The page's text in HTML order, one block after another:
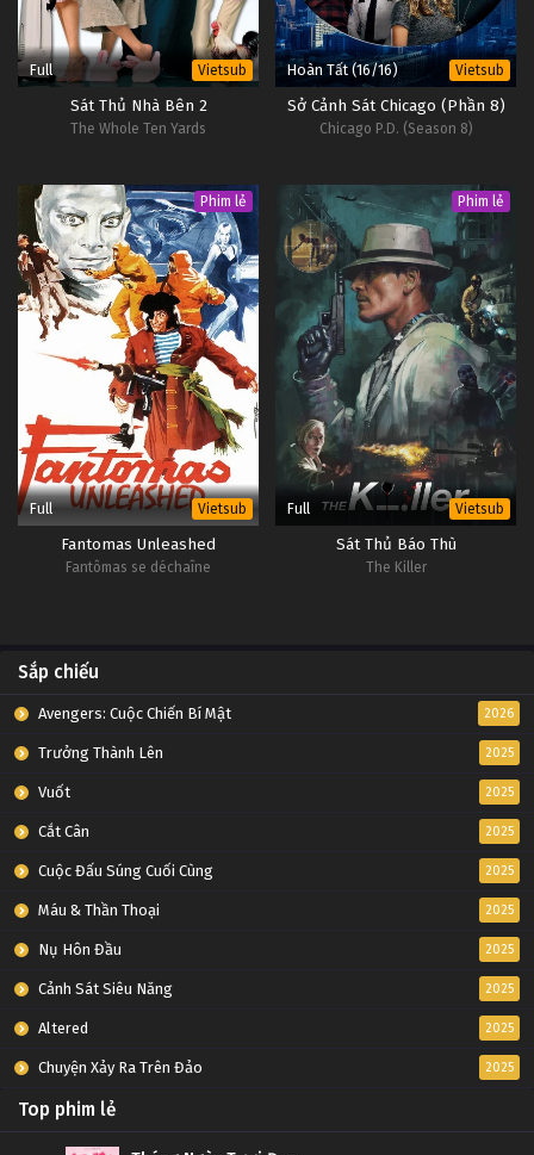
Full Vietsub
Sát Thủ Nhà Bên 2
The Whole Ten Yards
Hoàn Tất (16/16) Vietsub
Sở Cảnh Sát Chicago (Phần 8)
Chicago P.D. (Season 8)
Phim lẻ
Full Vietsub
Fantomas Unleashed
Fantômas se déchaîne
Phim lẻ
Full Vietsub
Sát Thủ Báo Thù
The Killer
Sắp chiếu
Avengers: Cuộc Chiến Bí Mật 2026
Trưởng Thành Lên 2025
Vuốt 2025
Cắt Cân 2025
Cuộc Đấu Súng Cuối Cùng 2025
Máu & Thần Thoại 2025
Nụ Hôn Đầu 2025
Cảnh Sát Siêu Năng 2025
Altered 2025
Chuyện Xảy Ra Trên Đảo 2025
Top phim lẻ